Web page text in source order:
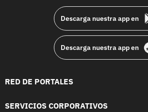
Descarga nuestra app en
Descarga nuestra app en
RED DE PORTALES
SERVICIOS CORPORATIVOS